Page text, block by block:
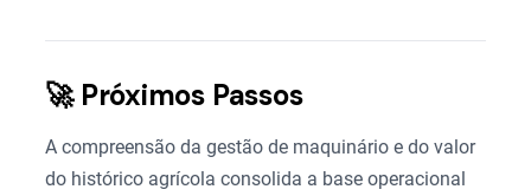
🚀 Próximos Passos
A compreensão da gestão de maquinário e do valor
do histórico agrícola consolida a base operacional